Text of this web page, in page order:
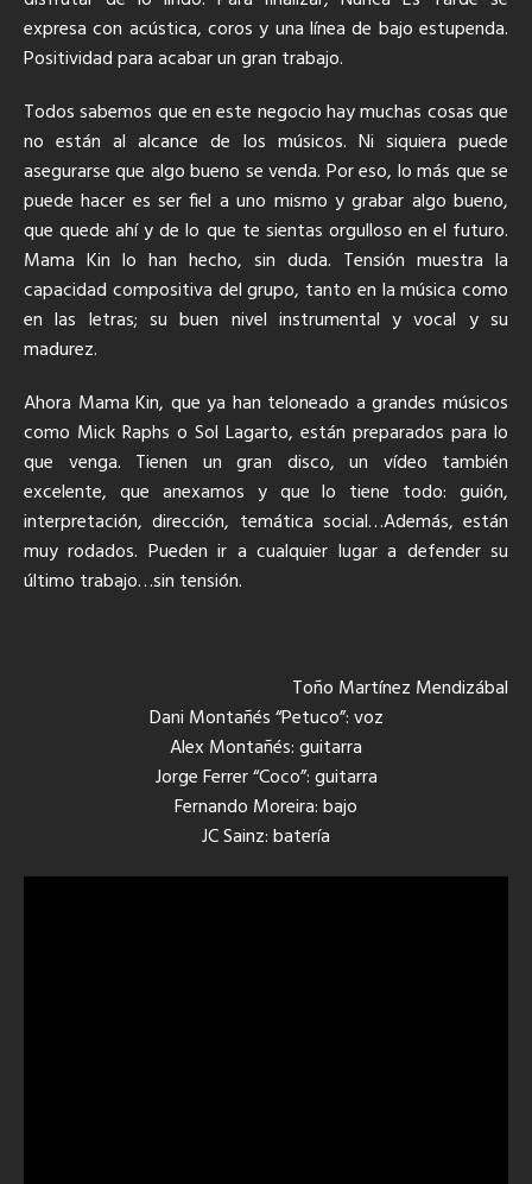
expresa con acústica, coros y una línea de bajo estupenda.
Positividad para acabar un gran trabajo.
Todos sabemos que en este negocio hay muchas cosas que
no están al alcance de los músicos. Ni siquiera puede
asegurarse que algo bueno se venda. Por eso, lo más que se
puede hacer es ser fiel a uno mismo y grabar algo bueno,
que quede ahí y de lo que te sientas orgulloso en el futuro.
Mama Kin lo han hecho, sin duda. Tensión muestra la
capacidad compositiva del grupo, tanto en la música como
en las letras; su buen nivel instrumental y vocal y su
madurez.
Ahora Mama Kin, que ya han teloneado a grandes músicos
como Mick Raphs o Sol Lagarto, están preparados para lo
que venga. Tienen un gran disco, un vídeo también
excelente, que anexamos y que lo tiene todo: guión,
interpretación, dirección, temática social…Además, están
muy rodados. Pueden ir a cualquier lugar a defender su
último trabajo…sin tensión.
Toño Martínez Mendizábal
Dani Montañés “Petuco”: voz
Alex Montañés: guitarra
Jorge Ferrer “Coco”: guitarra
Fernando Moreira: bajo
JC Sainz: batería